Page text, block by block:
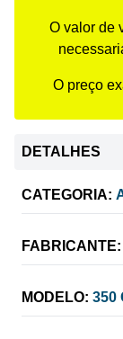
O valor de
O preço
DETALHES
CATEGORIA:
FABRICANTE:
MODELO: 350